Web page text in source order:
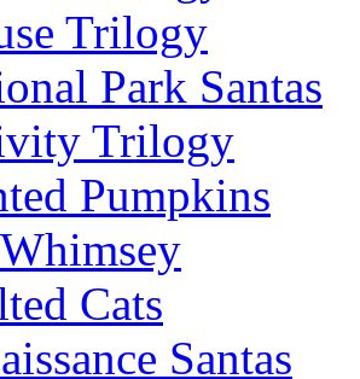
Trilogy
Park Santas
Trilogy
Pumpkins
Cats
Santas